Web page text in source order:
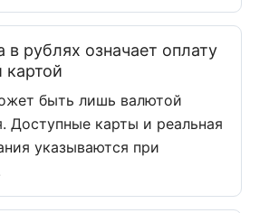
рублях означает оплату
картой
быть лишь валютой
Доступные карты и реальная
указываются при